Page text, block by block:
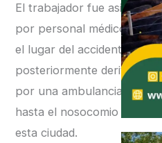
El trabajador fue asistido
por personal médico en
el lugar del accidente y
posteriormente derivado
por una ambulancia
hasta el nosocomio de
esta ciudad.